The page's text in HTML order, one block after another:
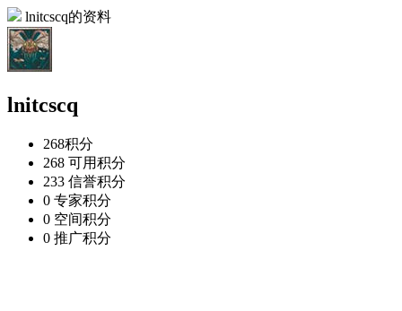
lnitcscq的资料
lnitcscq
268积分
268 可用积分
233 信誉积分
0 专家积分
0 空间积分
0 推广积分